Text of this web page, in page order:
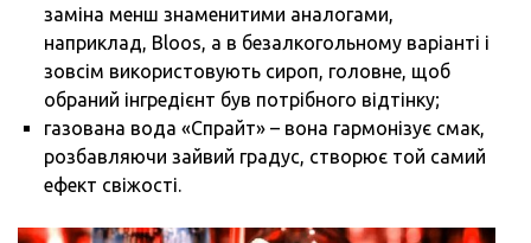
заміна менш знаменитими аналогами,
наприклад, Bloos, а в безалкогольному варіанті і
зовсім використовують сироп, головне, щоб
обраний інгредієнт був потрібного відтінку;
газована вода «Спрайт» – вона гармонізує смак,
розбавляючи зайвий градус, створює той самий
ефект свіжості.